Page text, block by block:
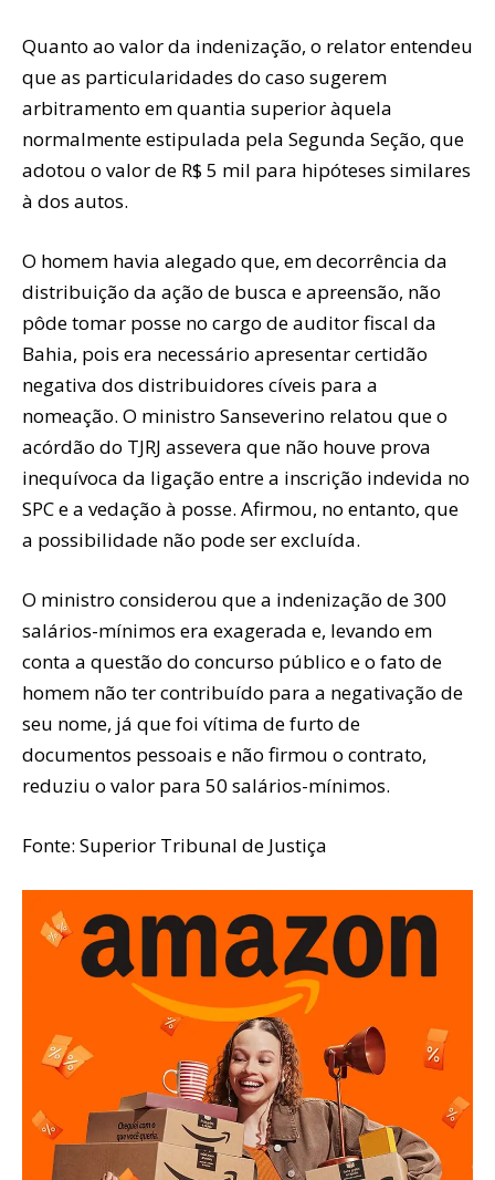
Quanto ao valor da indenização, o relator entendeu
que as particularidades do caso sugerem
arbitramento em quantia superior àquela
normalmente estipulada pela Segunda Seção, que
adotou o valor de R$ 5 mil para hipóteses similares
à dos autos.
O homem havia alegado que, em decorrência da
distribuição da ação de busca e apreensão, não
pôde tomar posse no cargo de auditor fiscal da
Bahia, pois era necessário apresentar certidão
negativa dos distribuidores cíveis para a
nomeação. O ministro Sanseverino relatou que o
acórdão do TJRJ assevera que não houve prova
inequívoca da ligação entre a inscrição indevida no
SPC e a vedação à posse. Afirmou, no entanto, que
a possibilidade não pode ser excluída.
O ministro considerou que a indenização de 300
salários-mínimos era exagerada e, levando em
conta a questão do concurso público e o fato de
homem não ter contribuído para a negativação de
seu nome, já que foi vítima de furto de
documentos pessoais e não firmou o contrato,
reduziu o valor para 50 salários-mínimos.
Fonte: Superior Tribunal de Justiça